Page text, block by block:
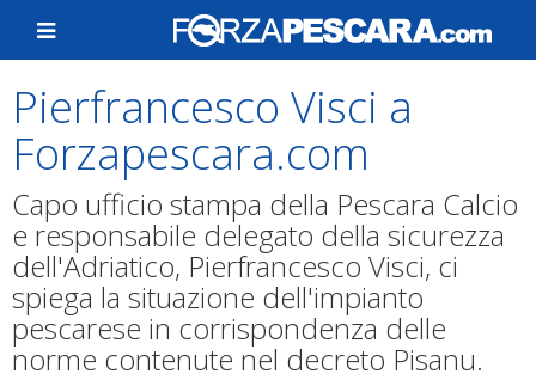
Pierfrancesco Visci a
Forzapescara.com
Capo ufficio stampa della Pescara Calcio
e responsabile delegato della sicurezza
dell'Adriatico, Pierfrancesco Visci, ci
spiega la situazione dell'impianto
pescarese in corrispondenza delle
norme contenute nel decreto Pisanu.